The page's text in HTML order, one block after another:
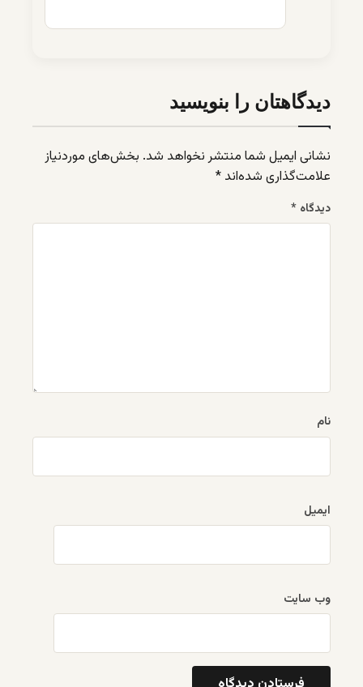
دیدگاهتان را بنویسید
نشانی ایمیل شما منتشر نخواهد شد. بخش‌های موردنیاز
علامت‌گذاری شده‌اند *
دیدگاه *
نام
ایمیل
وب‌ سایت